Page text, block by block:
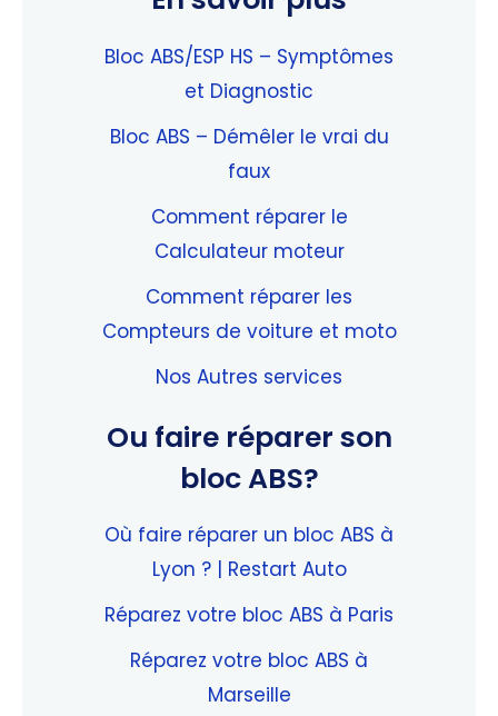
Bloc ABS/ESP HS – Symptômes
et Diagnostic
Bloc ABS – Démêler le vrai du
faux
Comment réparer le
Calculateur moteur
Comment réparer les
Compteurs de voiture et moto
Nos Autres services
Ou faire réparer son
bloc ABS?
Où faire réparer un bloc ABS à
Lyon ? | Restart Auto
Réparez votre bloc ABS à Paris
Réparez votre bloc ABS à
Marseille